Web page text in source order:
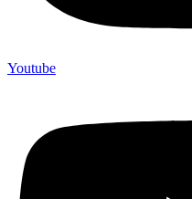
Youtube